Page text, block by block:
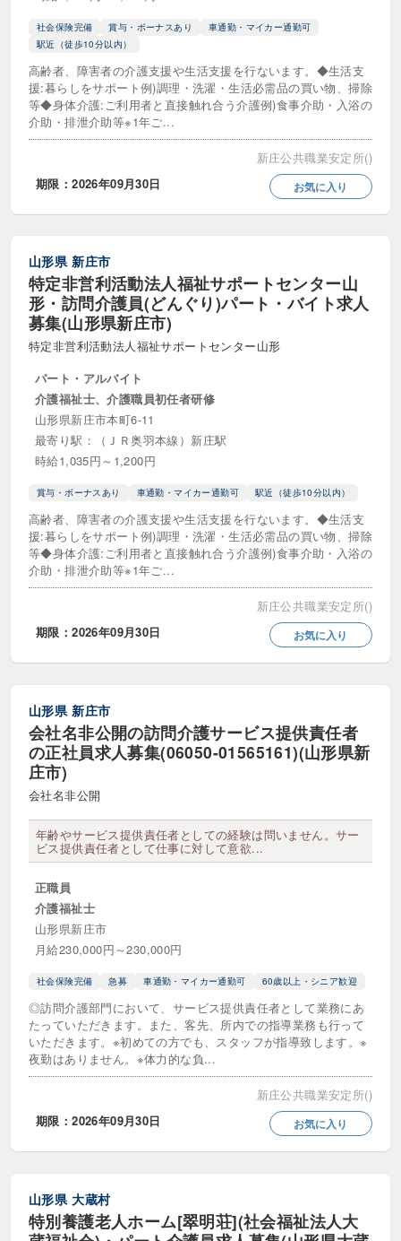
社会保険完備 賞与・ボーナスあり
車通勤・マイカー通勤可
駅近（徒歩10分以内）
高齢者、障害者の介護支援や生活支援を行ないます。◆生活支
援:暮らしをサポート例)調理・洗濯・生活必需品の買い物、掃除
等◆身体介護:ご利用者と直接触れ合う介護例)食事介助・入浴の
介助・排泄介助等※1年ご...
新庄公共職業安定所()
期限：2026年09月30日
お気に入り
山形県 新庄市
特定非営利活動法人福祉サポートセンター山
形・訪問介護員(どんぐり)パート・バイト求人
募集(山形県新庄市)
特定非営利活動法人福祉サポートセンター山形
パート・アルバイト
介護福祉士、介護職員初任者研修
山形県新庄市本町6-11
最寄り駅：（ＪＲ奥羽本線）新庄駅
時給1,035円～1,200円
賞与・ボーナスあり 車通勤・マイカー通勤可 駅近（徒歩10分以内）
高齢者、障害者の介護支援や生活支援を行ないます。◆生活支
援:暮らしをサポート例)調理・洗濯・生活必需品の買い物、掃除
等◆身体介護:ご利用者と直接触れ合う介護例)食事介助・入浴の
介助・排泄介助等※1年ご...
新庄公共職業安定所()
期限：2026年09月30日
お気に入り
山形県 新庄市
会社名非公開の訪問介護サービス提供責任者
の正社員求人募集(06050-01565161)(山形県新
庄市)
会社名非公開
年齢やサービス提供責任者としての経験は問いません。サー
ビス提供責任者として仕事に対して意欲...
正職員
介護福祉士
山形県新庄市
月給230,000円～230,000円
社会保険完備 急募 車通勤・マイカー通勤可 60歳以上・シニア歓迎
◎訪問介護部門において、サービス提供責任者として業務にあ
たっていただきます。また、客先、所内での指導業務も行って
いただきます。※初めての方でも、スタッフが指導致します。※
夜勤はありません。※体力的な負...
新庄公共職業安定所()
期限：2026年09月30日
お気に入り
山形県 大蔵村
特別養護老人ホーム[翠明荘](社会福祉法人大